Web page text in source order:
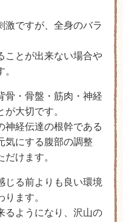
激ですが、全身のバラ
ことが出来ない場合や
骨・骨盤・筋肉・神経
大切です。
神経伝達の根幹である
気にする腹部の調整
けます。
じる前よりも良い環境
ます。
るようになり、沢山の